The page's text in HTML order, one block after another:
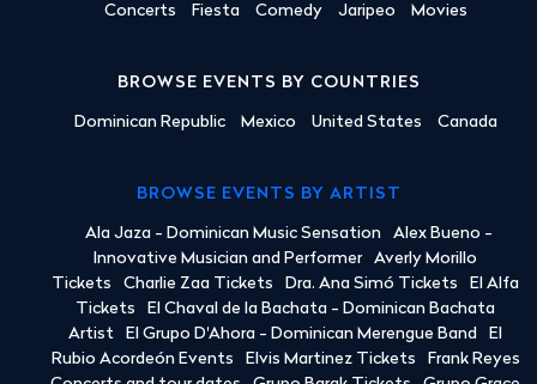
Concerts Fiesta Comedy Jaripeo Movies
BROWSE EVENTS BY COUNTRIES
Dominican Republic Mexico United States Canada
BROWSE EVENTS BY ARTIST
Ala Jaza - Dominican Music Sensation
Alex Bueno -
Innovative Musician and Performer
Averly Morillo
Tickets
Charlie Zaa Tickets Dra. Ana Simó Tickets
El Alfa
Tickets
El Chaval de la Bachata - Dominican Bachata
Artist
El Grupo D'Ahora - Dominican Merengue Band
El
Rubio Acordeón Events
Elvis Martinez Tickets
Frank Reyes